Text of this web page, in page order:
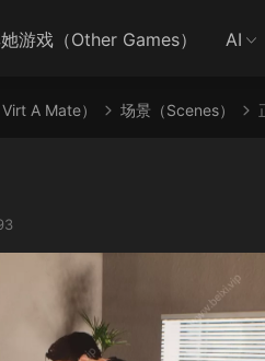
游戏（Other Games） AI
A Mate） 场景（Scenes）